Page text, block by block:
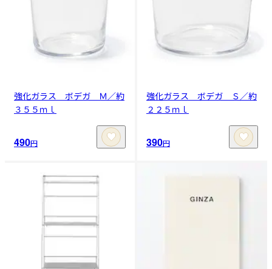
強化ガラス ボデガ Ｍ／約
３５５ｍｌ
490円
強化ガラス ボデガ Ｓ／約
２２５ｍｌ
390円